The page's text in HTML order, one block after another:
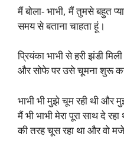
मैं बोला- भाभी, मैं तुमसे बहुत
समय से बताना चाहता हूं।
प्रियंका भाभी से हरी झंडी
और सोफे पर उसे चूमना शुरू
भाभी भी मुझे चूम रही थी और
मैं भी भाभी मेरा पूरा साथ दे
की तरह चूस रहा था और वो